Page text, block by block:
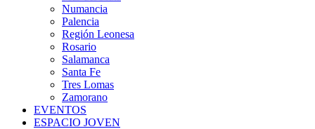
Numancia
Palencia
Región Leonesa
Rosario
Salamanca
Santa Fe
Tres Lomas
Zamorano
EVENTOS
ESPACIO JOVEN